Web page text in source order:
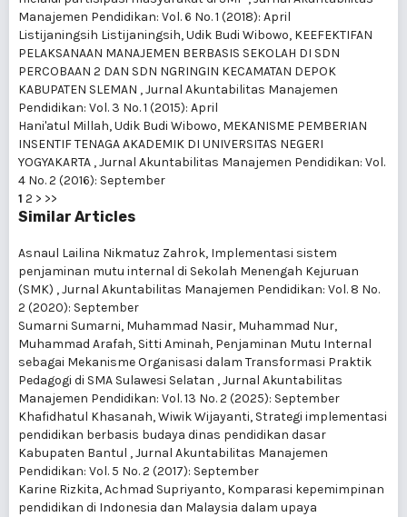
Manajemen Pendidikan: Vol. 6 No. 1 (2018): April
Listijaningsih Listijaningsih, Udik Budi Wibowo, KEEFEKTIFAN
PELAKSANAAN MANAJEMEN BERBASIS SEKOLAH DI SDN
PERCOBAAN 2 DAN SDN NGRINGIN KECAMATAN DEPOK
KABUPATEN SLEMAN ,Jurnal Akuntabilitas Manajemen
Pendidikan: Vol. 3 No. 1 (2015): April
Hani'atul Millah, Udik Budi Wibowo, MEKANISME PEMBERIAN
INSENTIF TENAGA AKADEMIK DI UNIVERSITAS NEGERI
YOGYAKARTA ,Jurnal Akuntabilitas Manajemen Pendidikan: Vol.
4 No. 2 (2016): September
1 2 > >>
Similar Articles
Asnaul Lailina Nikmatuz Zahrok, Implementasi sistem
penjaminan mutu internal di Sekolah Menengah Kejuruan
(SMK) ,Jurnal Akuntabilitas Manajemen Pendidikan: Vol. 8 No.
2 (2020): September
Sumarni Sumarni, Muhammad Nasir, Muhammad Nur,
Muhammad Arafah, Sitti Aminah, Penjaminan Mutu Internal
sebagai Mekanisme Organisasi dalam Transformasi Praktik
Pedagogi di SMA Sulawesi Selatan ,Jurnal Akuntabilitas
Manajemen Pendidikan: Vol. 13 No. 2 (2025): September
Khafidhatul Khasanah, Wiwik Wijayanti, Strategi implementasi
pendidikan berbasis budaya dinas pendidikan dasar
Kabupaten Bantul ,Jurnal Akuntabilitas Manajemen
Pendidikan: Vol. 5 No. 2 (2017): September
Karine Rizkita, Achmad Supriyanto, Komparasi kepemimpinan
pendidikan di Indonesia dan Malaysia dalam upaya